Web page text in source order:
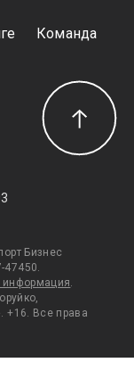
Команда
Бизнес
47450.
информация.
+16. Все права